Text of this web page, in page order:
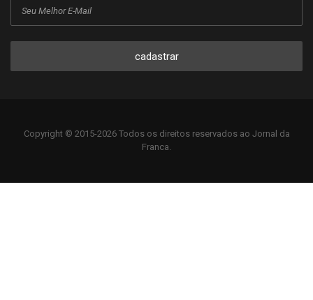
cadastrar
Copyright © 2015-2026 Todos os direitos reservados ao Jornal da
Franca.